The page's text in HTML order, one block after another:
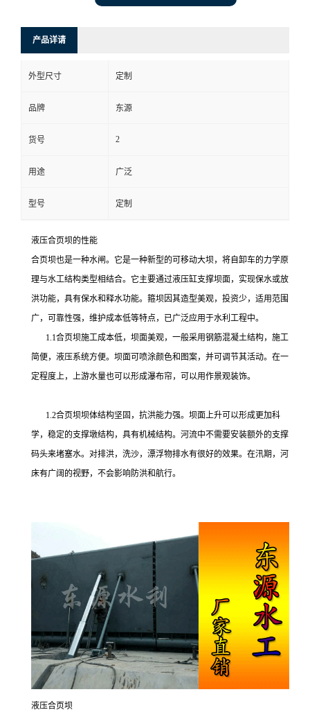
产品详请
外型尺寸 定制
品牌 东源
货号 2
用途 广泛
型号 定制
液压合页坝的性能
合页坝也是一种水闸。它是一种新型的可移动大坝，将自卸车的力学原
理与水工结构类型相结合。它主要通过液压缸支撑坝面，实现保水或放
洪功能，具有保水和释水功能。箍坝因其造型美观，投资少，适用范围
广，可靠性强，维护成本低等特点，已广泛应用于水利工程中。
1.1合页坝施工成本低，坝面美观，一般采用钢筋混凝土结构，施工
简便，液压系统方便。坝面可喷涂颜色和图案，并可调节其活动。在一
定程度上，上游水量也可以形成瀑布帘，可以用作景观装饰。
1.2合页坝坝体结构坚固，抗洪能力强。坝面上升可以形成更加科
学，稳定的支撑墩结构，具有机械结构。河流中不需要安装额外的支撑
码头来堵塞水。对排洪，洗沙，漂浮物排水有很好的效果。在汛期，河
床有广阔的视野，不会影响防洪和航行。
液压合页坝